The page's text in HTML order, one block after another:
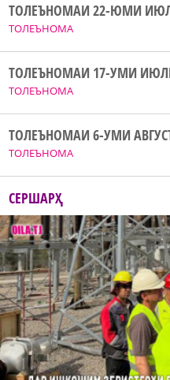
ТОЛЕЪНОМА
ТОЛЕЪНОМАИ 22-ЮМИ
ТОЛЕЪНОМА
ТОЛЕЪНОМАИ 17-УМИ
ТОЛЕЪНОМА
ТОЛЕЪНОМАИ 6-УМИ
СЕРШАРҲ